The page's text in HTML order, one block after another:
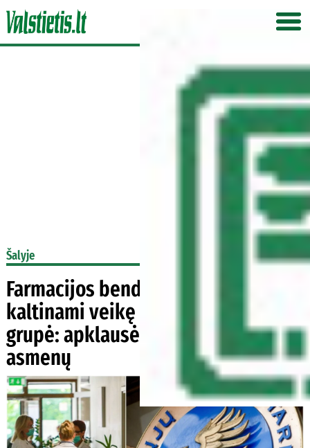
Šalyje
Farmacijos bendrovė ir gydytojai
kaltinami veikę kaip organizuota
grupė: apklausė daugiau kaip 1100
asmenų